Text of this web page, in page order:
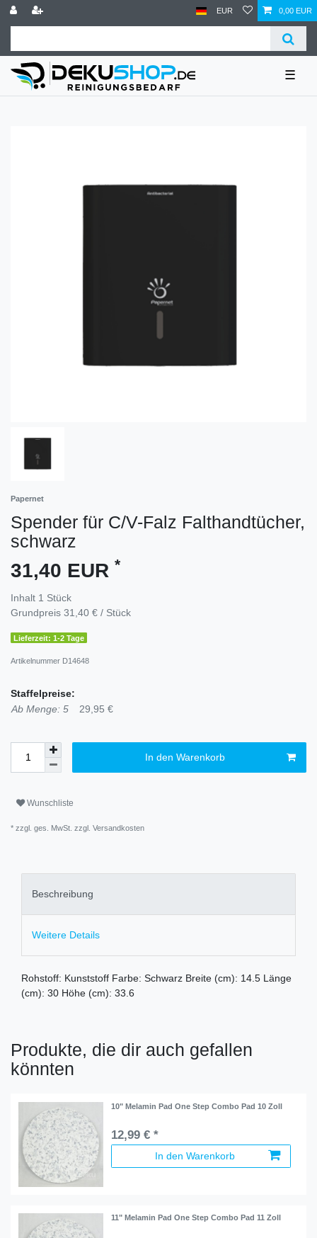
EUR 0,00 EUR
☰
Papernet
Spender für C/V-Falz Falthandtücher,
schwarz
31,40 EUR *
Inhalt 1 Stück
Grundpreis 31,40 € / Stück
Lieferzeit: 1-2 Tage
Artikelnummer D14648
Staffelpreise:
Ab Menge: 5
29,95 €
In den Warenkorb
Wunschliste
* zzgl. ges. MwSt. zzgl. Versandkosten
Beschreibung
Weitere Details
Rohstoff: Kunststoff Farbe: Schwarz Breite (cm): 14.5 Länge
(cm): 30 Höhe (cm): 33.6
Produkte, die dir auch gefallen
könnten
10" Melamin Pad One Step Combo Pad 10 Zoll
12,99 € *
In den Warenkorb
11" Melamin Pad One Step Combo Pad 11 Zoll